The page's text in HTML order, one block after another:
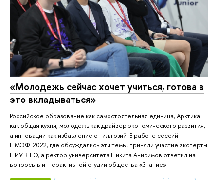
«Молодежь сейчас хочет учиться, готова в
это вкладываться»
Российское образование как самостоятельная единица, Арктика
как общая кухня, молодежь как драйвер экономического развития,
а инновации как избавление от иллюзий. В работе сессий
ПМЭФ-2022, где обсуждались эти темы, приняли участие эксперты
НИУ ВШЭ, а ректор университета Никита Анисимов ответил на
вопросы в интерактивной студии общества «Знание».